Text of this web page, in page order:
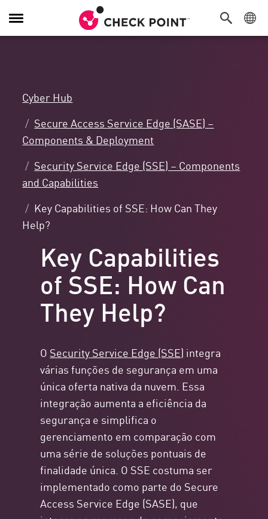
Alternar
navegação
Cyber Hub
Secure Access Service Edge (SASE) –
Components & Deployment
Security Service Edge (SSE) – Components
and Capabilities
Key Capabilities of SSE: How Can They
Help?
Key Capabilities
of SSE: How Can
They Help?
O Security Service Edge (SSE) integra
várias funções de segurança em uma
única oferta nativa da nuvem. Essa
integração aumenta a eficiência da
segurança e simplifica o
gerenciamento em comparação com
uma série de soluções pontuais de
finalidade única. O SSE costuma ser
implementado como parte do Secure
Access Service Edge (SASE), que